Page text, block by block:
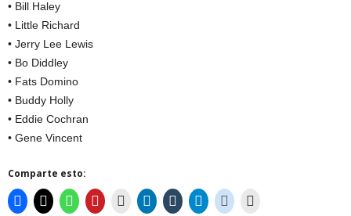
• Bill Haley
• Little Richard
• Jerry Lee Lewis
• Bo Diddley
• Fats Domino
• Buddy Holly
• Eddie Cochran
• Gene Vincent
Comparte esto: